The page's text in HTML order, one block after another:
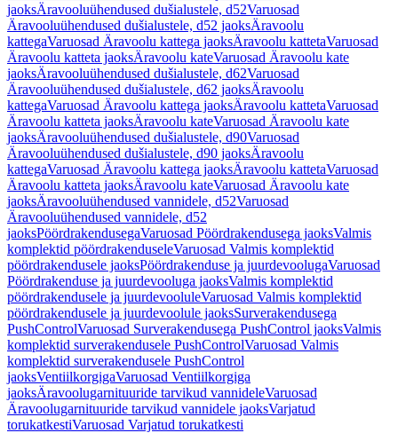
jaoksÄravooluühendused dušialustele, d52Varuosad
Äravooluühendused dušialustele, d52 jaoksÄravoolu
kattegaVaruosad Äravoolu kattega jaoksÄravoolu kattetaVaruosad
Äravoolu katteta jaoksÄravoolu kateVaruosad Äravoolu kate
jaoksÄravooluühendused dušialustele, d62Varuosad
Äravooluühendused dušialustele, d62 jaoksÄravoolu
kattegaVaruosad Äravoolu kattega jaoksÄravoolu kattetaVaruosad
Äravoolu katteta jaoksÄravoolu kateVaruosad Äravoolu kate
jaoksÄravooluühendused dušialustele, d90Varuosad
Äravooluühendused dušialustele, d90 jaoksÄravoolu
kattegaVaruosad Äravoolu kattega jaoksÄravoolu kattetaVaruosad
Äravoolu katteta jaoksÄravoolu kateVaruosad Äravoolu kate
jaoksÄravooluühendused vannidele, d52Varuosad
Äravooluühendused vannidele, d52
jaoksPöördrakendusegaVaruosad Pöördrakendusega jaoksValmis
komplektid pöördrakenduseleVaruosad Valmis komplektid
pöördrakendusele jaoksPöördrakenduse ja juurdevoolugaVaruosad
Pöördrakenduse ja juurdevooluga jaoksValmis komplektid
pöördrakendusele ja juurdevooluleVaruosad Valmis komplektid
pöördrakendusele ja juurdevoolule jaoksSurverakendusega
PushControlVaruosad Surverakendusega PushControl jaoksValmis
komplektid surverakendusele PushControlVaruosad Valmis
komplektid surverakendusele PushControl
jaoksVentiilkorgigaVaruosad Ventiilkorgiga
jaoksÄravoolugarnituuride tarvikud vannideleVaruosad
Äravoolugarnituuride tarvikud vannidele jaoksVarjatud
torukatkestiVaruosad Varjatud torukatkesti